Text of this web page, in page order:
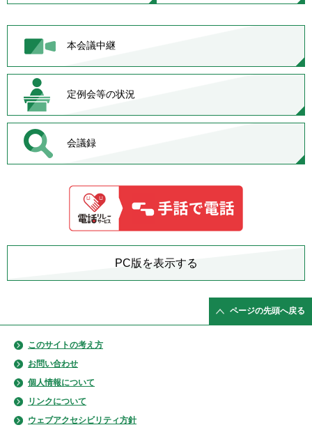
本会議中継
定例会等の状況
会議録
PC版を表示する
ページの先頭へ戻る
このサイトの考え方
お問い合わせ
個人情報について
リンクについて
ウェブアクセシビリティ方針